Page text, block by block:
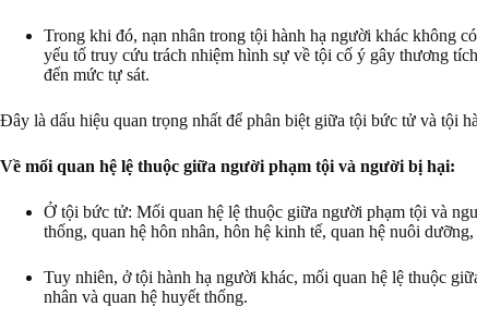
Trong khi đó, nạn nhân trong tội hành hạ người khác không
yếu tố truy cứu trách nhiệm hình sự về tội cố ý gây thương
đến mức tự sát.
Đây là dấu hiệu quan trọng nhất để phân biệt giữa tội bức tử và tội
Về mối quan hệ lệ thuộc giữa người phạm tội và người bị hại:
Ở tội bức tử: Mối quan hệ lệ thuộc giữa người phạm tội và
thống, quan hệ hôn nhân, hôn hệ kinh tế, quan hệ nuôi
Tuy nhiên, ở tội hành hạ người khác, mối quan hệ lệ thuộc
nhân và quan hệ huyết thống.